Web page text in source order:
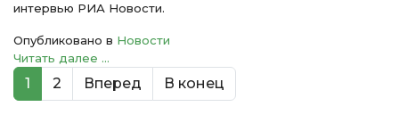
интервью РИА Новости.
Опубликовано в Новости
Читать далее ...
1 2 Вперед В конец